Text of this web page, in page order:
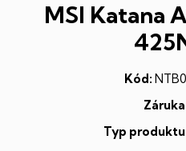
MSI Katana
Kód:
Typ